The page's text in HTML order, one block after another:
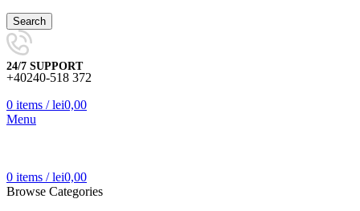
Search
24/7 SUPPORT
+40240-518 372
0 items / lei0,00
Menu
0 items / lei0,00
Browse Categories